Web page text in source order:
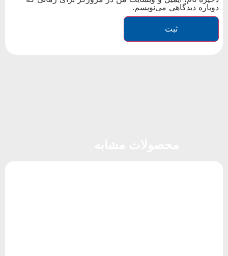
دوباره دیدگاهی می‌نویسم.